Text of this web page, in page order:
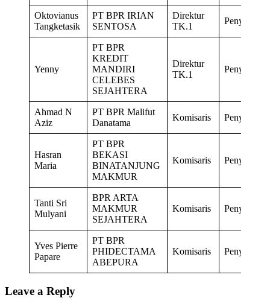
Oktovianus
Tangketasik
PT BPR IRIAN
SENTOSA
Direktur
TK.1
Penyegaran
Yenny
PT BPR
KREDIT
MANDIRI
CELEBES
SEJAHTERA
Direktur
TK.1
Penyegaran
Ahmad N
Aziz
PT BPR Malifut
Danatama
Komisaris Penyegaran
Hasran
Maria
PT BPR
BEKASI
BINATANJUNG
MAKMUR
Komisaris Penyegaran
Tanti Sri
Mulyani
BPR ARTA
MAKMUR
SEJAHTERA
Komisaris Penyegaran
Yves Pierre
Papare
PT BPR
PHIDECTAMA
ABEPURA
Komisaris Penyegaran
Leave a Reply